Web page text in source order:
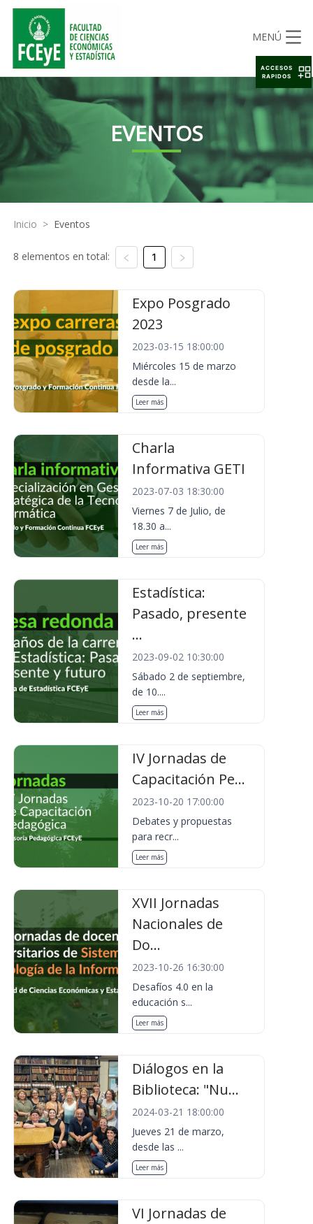
MENÚ
EVENTOS
Inicio > Eventos
8 elementos en total: 1
Expo Posgrado
2023
2023-03-15 18:00:00
Miércoles 15 de marzo
desde la...
Leer más
Charla
Informativa GETI
2023-07-03 18:30:00
Viernes 7 de Julio, de
18.30 a...
Leer más
Estadística:
Pasado, presente
...
2023-09-02 10:30:00
Sábado 2 de septiembre,
de 10....
Leer más
IV Jornadas de
Capacitación Pe...
2023-10-20 17:00:00
Debates y propuestas
para recr...
Leer más
XVII Jornadas
Nacionales de
Do...
2023-10-26 16:30:00
Desafíos 4.0 en la
educación s...
Leer más
Diálogos en la
Biblioteca: "Nu...
2024-03-21 18:00:00
Jueves 21 de marzo,
desde las ...
Leer más
VI Jornadas de
ACCESOS
RAPIDOS